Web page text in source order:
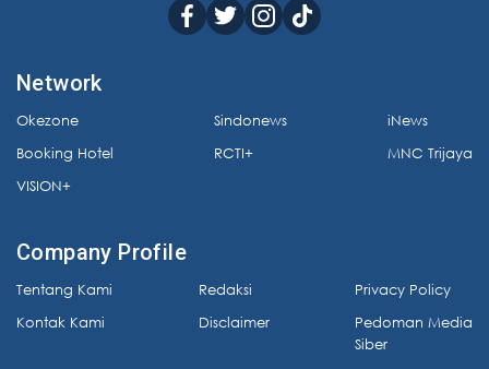
Network
Okezone
Booking Hotel
VISION+
Sindonews
RCTI+
iNews
MNC Trijaya
Company Profile
Tentang Kami
Kontak Kami
Redaksi
Disclaimer
Privacy Policy
Pedoman Media
Siber